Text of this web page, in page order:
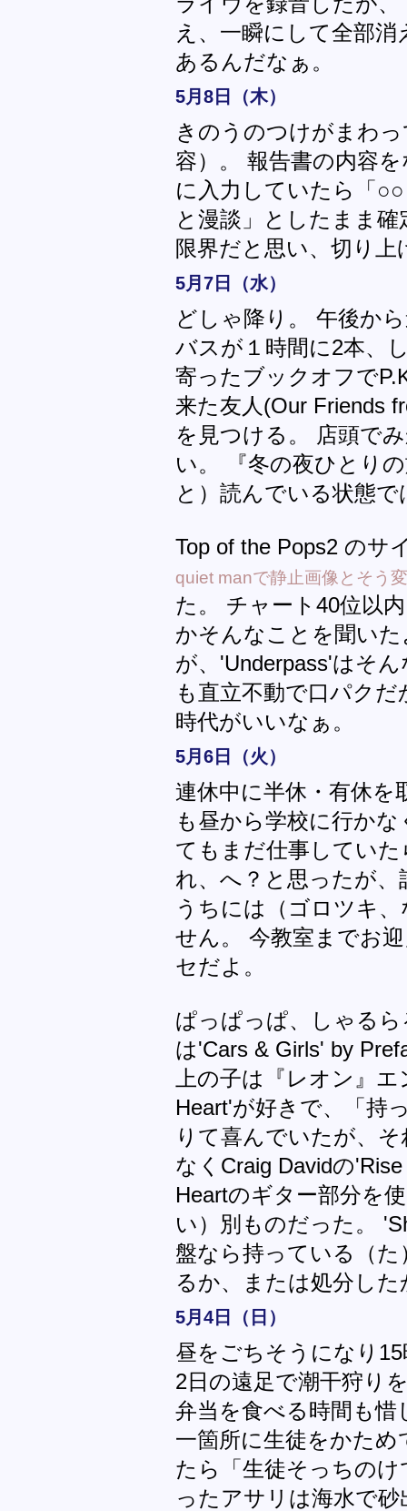
え、一瞬にして全部
あるんだなぁ。
5月8日（木）
きのうのつけがまわ
容）。 報告書の内容
に入力していたら「
と漫談」としたまま
限界だと思い、切り上
5月7日（水）
どしゃ降り。 午後か
バスが１時間に2本、
寄ったブックオフで
来た友人(Our Friends
を見つける。 店頭で
い。 『冬の夜ひとり
と）読んでいる状態
Top of the Pops2 のサ
quiet manで静止画像とそう
た。 チャート40位以
かそんなことを聞い
が、'Underpass'はそ
も直立不動で口パク
時代がいいなぁ。
5月6日（火）
連休中に半休・有休を
も昼から学校に行か
てもまだ仕事してい
れ、へ？と思ったが
うちには（ゴロツキ
せん。 今教室までお
セだよ。
ぱっぱっぱ、しゃる
は'Cars & Girls' by
上の子は『レオン』
Heart'が好きで、「持
りて喜んでいたが、
なくCraig Davidの
Heartのギター部分を
い）別ものだった。
盤なら持っている（
るか、または処分し
5月4日（日）
昼をごちそうになり
2日の遠足で潮干狩り
弁当を食べる時間も
一箇所に生徒をかた
たら「生徒そっちの
ったアサリは海水で